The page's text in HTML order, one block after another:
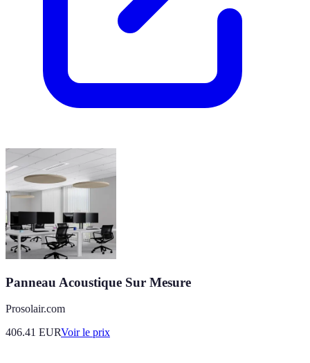
Panneau Acoustique Sur Mesure
Prosolair.com
406.41 EURVoir le prix